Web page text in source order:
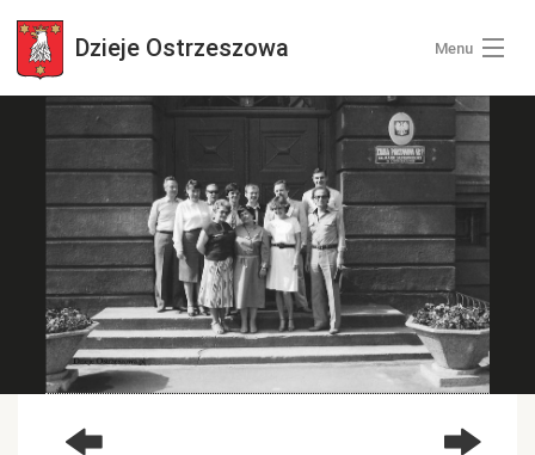
Dzieje Ostrzeszowa Menu
Wszystkie zdjęcia
Kategorie zdjęć
Zaloguj się
+ Dodaj zdjęcia